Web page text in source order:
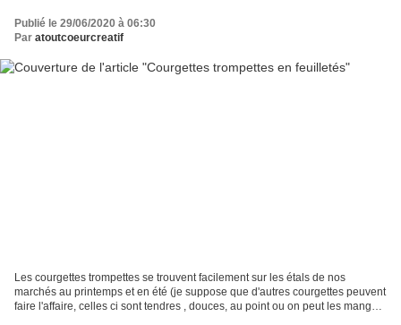
Publié le 29/06/2020 à 06:30
Par atoutcoeurcreatif
Les courgettes trompettes se trouvent facilement sur les étals de nos
marchés au printemps et en été (je suppose que d'autres courgettes peuvent
faire l'affaire, celles ci sont tendres , douces, au point ou on peut les manger